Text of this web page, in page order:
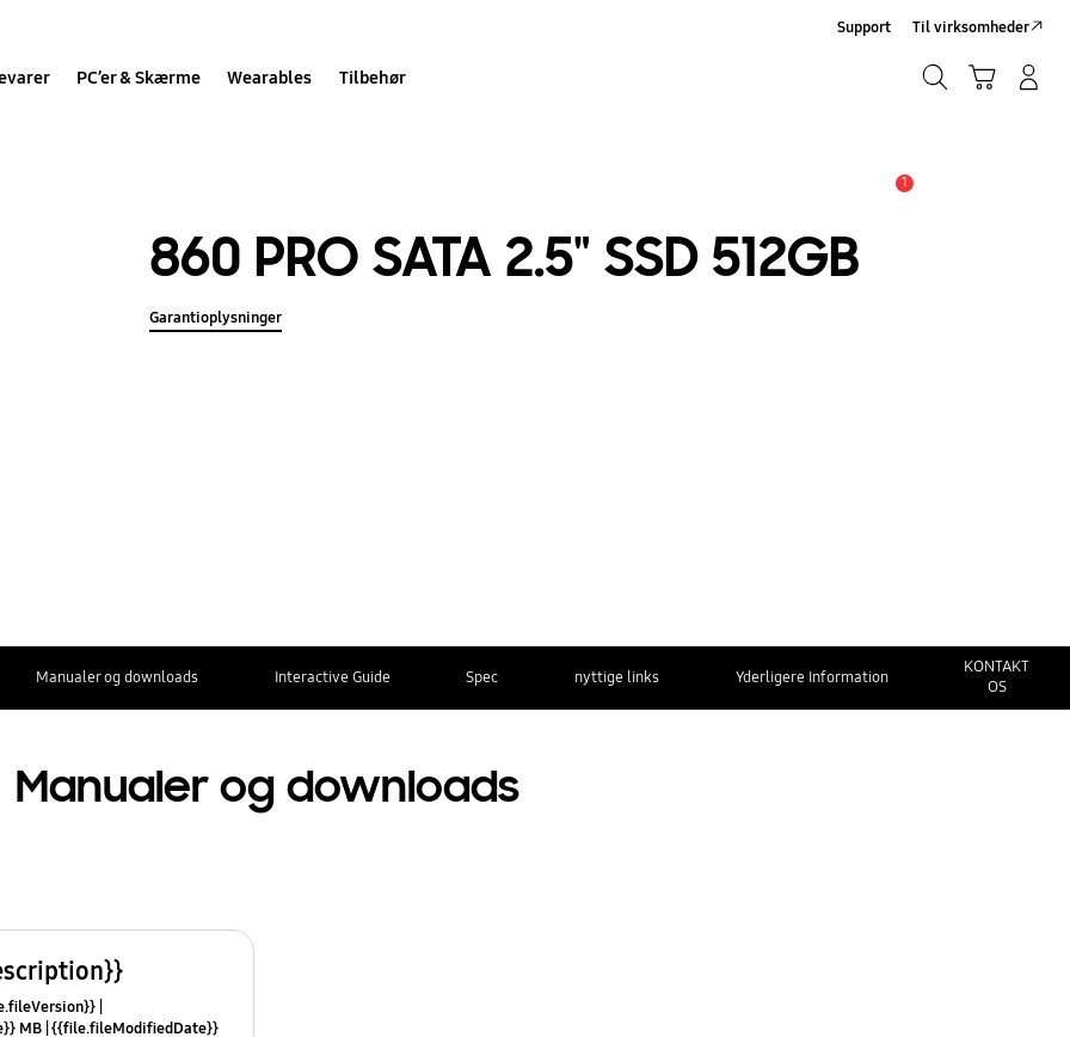
PC’er & Skærme Wearables Tilbehør
Support Til virksomheder
1
860 PRO SATA 2.5" SSD 512GB
Garantioplysninger
Manualer og downloads Interactive Guide Spec nyttige links Yderligere Information
KONTAKT
OS
Manualer og downloads
MB {{file.fileModifiedDate}}